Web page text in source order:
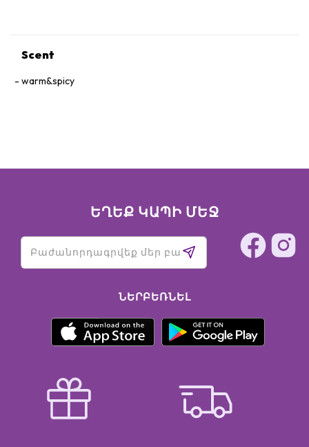
Hydrolyzed Yeast Protein, Sodium Citrate, Ammonium
Carbomer, Sodium Hyrdoxide, Alcaligenes Polysaccharides,
Scent
warm&spicy
ԵՂԵՔ ԿԱՊԻ ՄԵՋ
ՆԵՐԲԵՌՆԵԼ